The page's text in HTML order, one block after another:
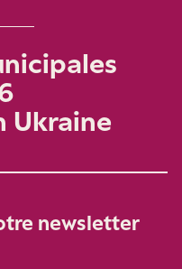
Ukraine
newsletter